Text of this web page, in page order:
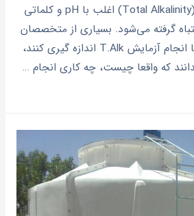
می شود. قلیائیت کل (Total Alkalinity) اغلب با pH و کلماتی
گرفته می‌شود. بسیاری از متخصصان
می توانند قلیائیت را با انجام آزمایش T.Alk اندازه گیری کنند،
که واقعا چیست، چه کاری انجام …